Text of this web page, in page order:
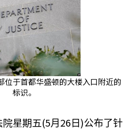
位于首都华盛顿的大楼入口附近的
标识。
星期五(5月 26 日 )公布了针